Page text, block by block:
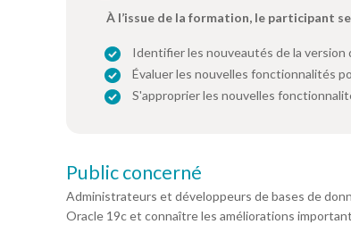
À l’issue de la formation, le participant
Identifier les nouveautés de la
Évaluer les nouvelles fonctionnalités
S'approprier les nouvelles
Public concerné
Administrateurs et développeurs de bases de
Oracle 19c et connaître les améliorations